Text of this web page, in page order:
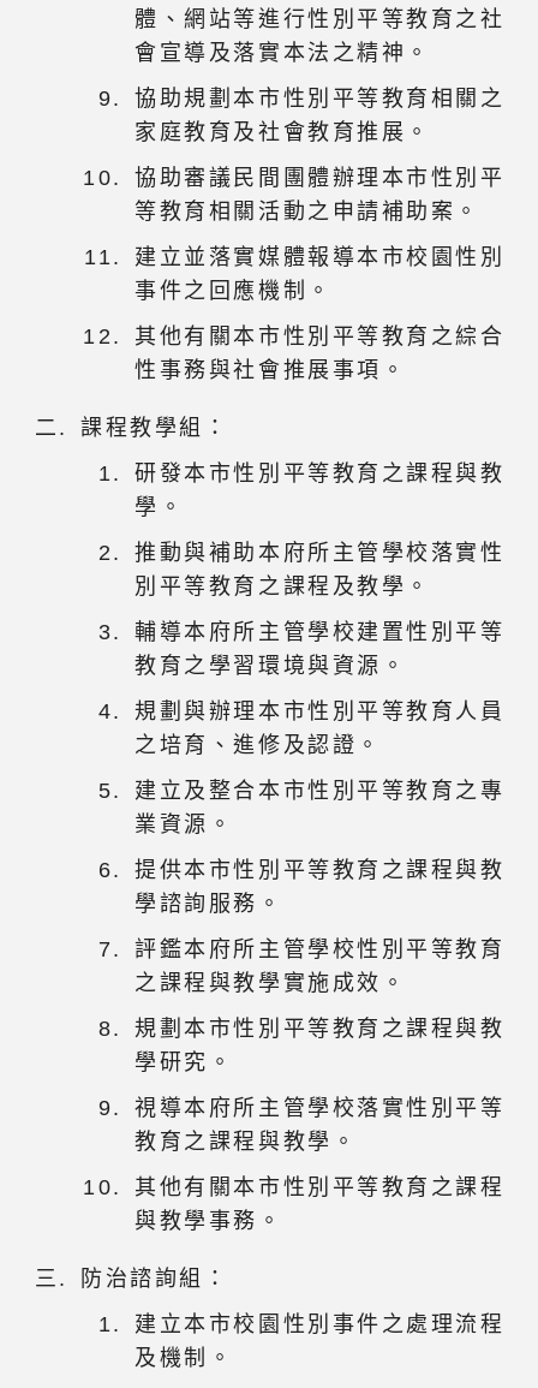
體、網站等進行性別平等教育之社
會宣導及落實本法之精神。
協助規劃本市性別平等教育相關之
家庭教育及社會教育推展。
協助審議民間團體辦理本市性別平
等教育相關活動之申請補助案。
建立並落實媒體報導本市校園性別
事件之回應機制。
其他有關本市性別平等教育之綜合
性事務與社會推展事項。
課程教學組：
研發本市性別平等教育之課程與教
學。
推動與補助本府所主管學校落實性
別平等教育之課程及教學。
輔導本府所主管學校建置性別平等
教育之學習環境與資源。
規劃與辦理本市性別平等教育人員
之培育、進修及認證。
建立及整合本市性別平等教育之專
業資源。
提供本市性別平等教育之課程與教
學諮詢服務。
評鑑本府所主管學校性別平等教育
之課程與教學實施成效。
規劃本市性別平等教育之課程與教
學研究。
視導本府所主管學校落實性別平等
教育之課程與教學。
其他有關本市性別平等教育之課程
與教學事務。
防治諮詢組：
建立本市校園性別事件之處理流程
及機制。